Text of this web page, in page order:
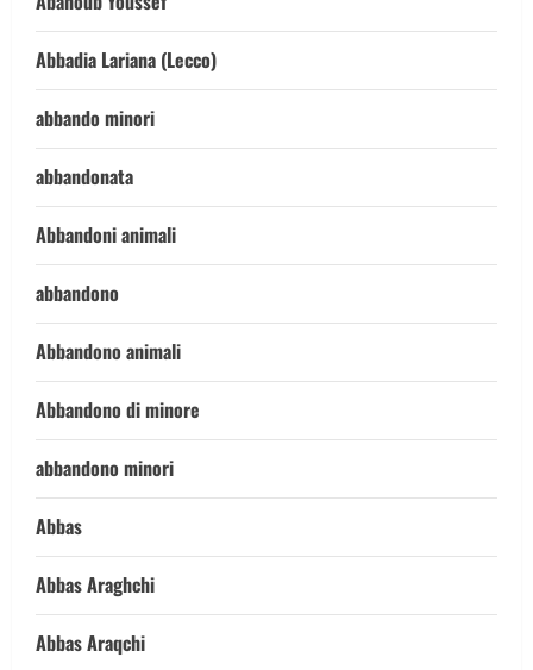
Abbadia Lariana (Lecco)
abbando minori
abbandonata
Abbandoni animali
abbandono
Abbandono animali
Abbandono di minore
abbandono minori
Abbas
Abbas Araghchi
Abbas Araqchi